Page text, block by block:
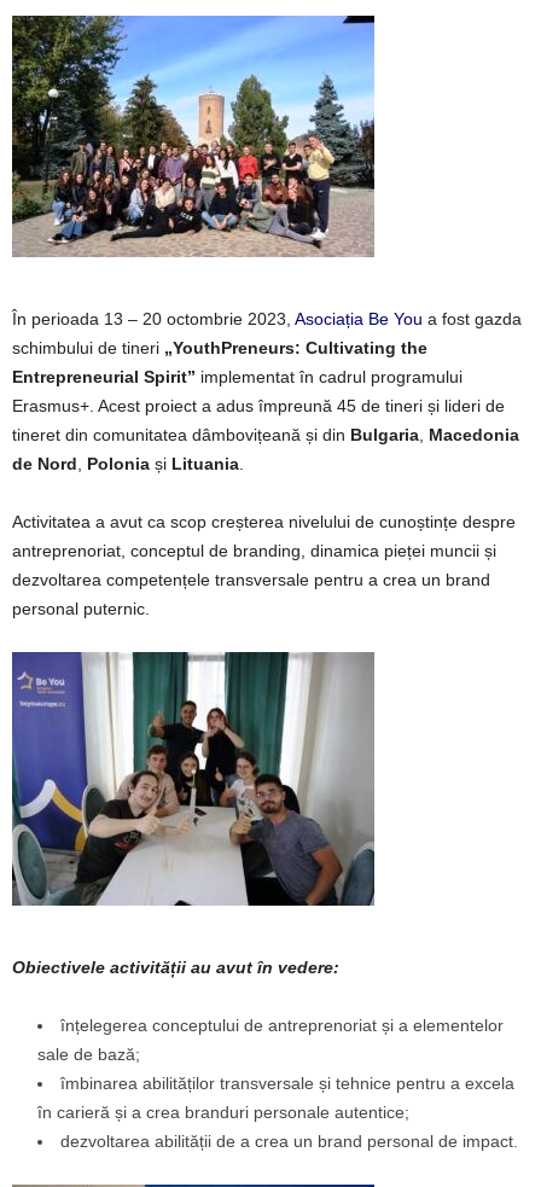
În perioada 13 – 20 octombrie 2023, Asociația Be You a fost gazda
schimbului de tineri „YouthPreneurs: Cultivating the
Entrepreneurial Spirit” implementat în cadrul programului
Erasmus+. Acest proiect a adus împreună 45 de tineri și lideri de
tineret din comunitatea dâmbovițeană și din Bulgaria, Macedonia
de Nord, Polonia și Lituania.
Activitatea a avut ca scop creșterea nivelului de cunoștințe despre
antreprenoriat, conceptul de branding, dinamica pieței muncii și
dezvoltarea competențele transversale pentru a crea un brand
personal puternic.
Obiectivele activității au avut în vedere:
înțelegerea conceptului de antreprenoriat și a elementelor
sale de bază;
îmbinarea abilităților transversale și tehnice pentru a excela
în carieră și a crea branduri personale autentice;
dezvoltarea abilității de a crea un brand personal de impact.